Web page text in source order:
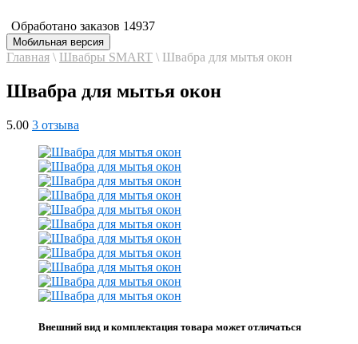
Обработано заказов 14937
Мобильная версия
Главная \ Швабры SMART \ Швабра для мытья окон
Швабра для мытья окон
5.00 3 отзыва
Внешний вид и комплектация товара может отличаться